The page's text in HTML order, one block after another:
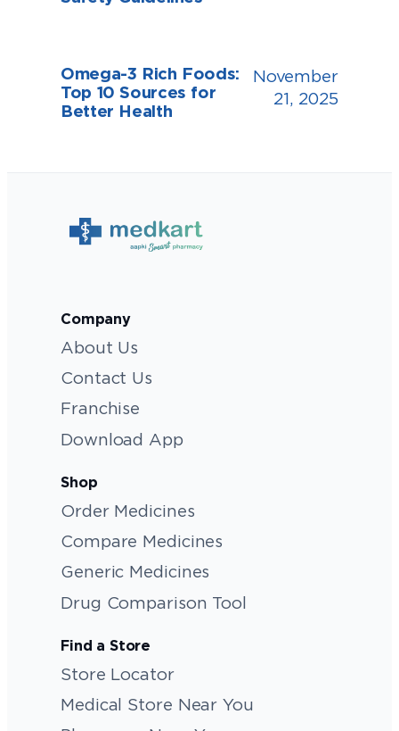
Omega-3 Rich Foods:
Top 10 Sources for
Better Health
November
21, 2025
Company
About Us
Contact Us
Franchise
Download App
Shop
Order Medicines
Compare Medicines
Generic Medicines
Drug Comparison Tool
Find a Store
Store Locator
Medical Store Near You